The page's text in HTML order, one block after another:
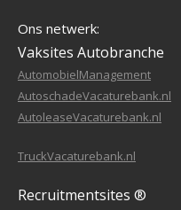
Ons netwerk:
Vaksites Autobranche
AutomobielManagement
AutoschadeVacaturebank.nl
AutoleaseVacaturebank.nl
TruckVacaturebank.nl
Recruitmentsites ®